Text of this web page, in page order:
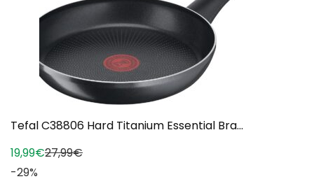
Tefal C38806 Hard Titanium Essential Bra...
19,99€27,99€
-29%